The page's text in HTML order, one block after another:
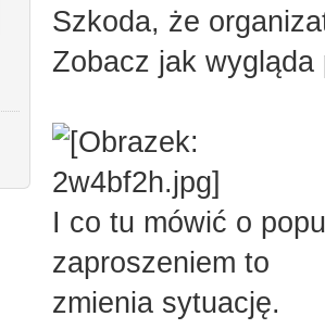
Szkoda, że
Zobacz jak wygląda
I co tu mówić o
zaproszeniem to
zmienia sytuację.